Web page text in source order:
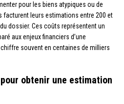
pour les biens atypiques ou de
facturent leurs estimations entre 200 et
dossier. Ces coûts représentent un
aux enjeux financiers d’une
souvent en centaines de milliers
obtenir une estimation